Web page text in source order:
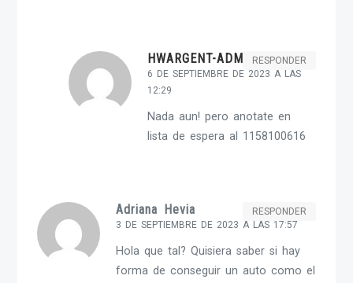
HWARGENT-ADMIN
6 DE SEPTIEMBRE DE 2023 A LAS
12:29
RESPONDER
Nada aun! pero anotate en
lista de espera al 1158100616
Adriana Hevia
3 DE SEPTIEMBRE DE 2023 A LAS 17:57
RESPONDER
Hola que tal? Quisiera saber si hay
forma de conseguir un auto como el